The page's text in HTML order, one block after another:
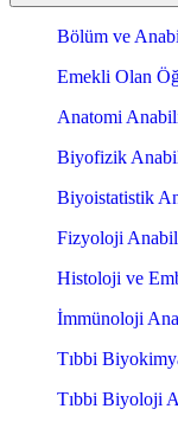
Bölüm ve
Emekli Olan
Anatomi
Biyofizik
Biyoistatistik
Fizyoloji
Histoloji ve
İmmünoloji
Tıbbi
Tıbbi Biyoloji